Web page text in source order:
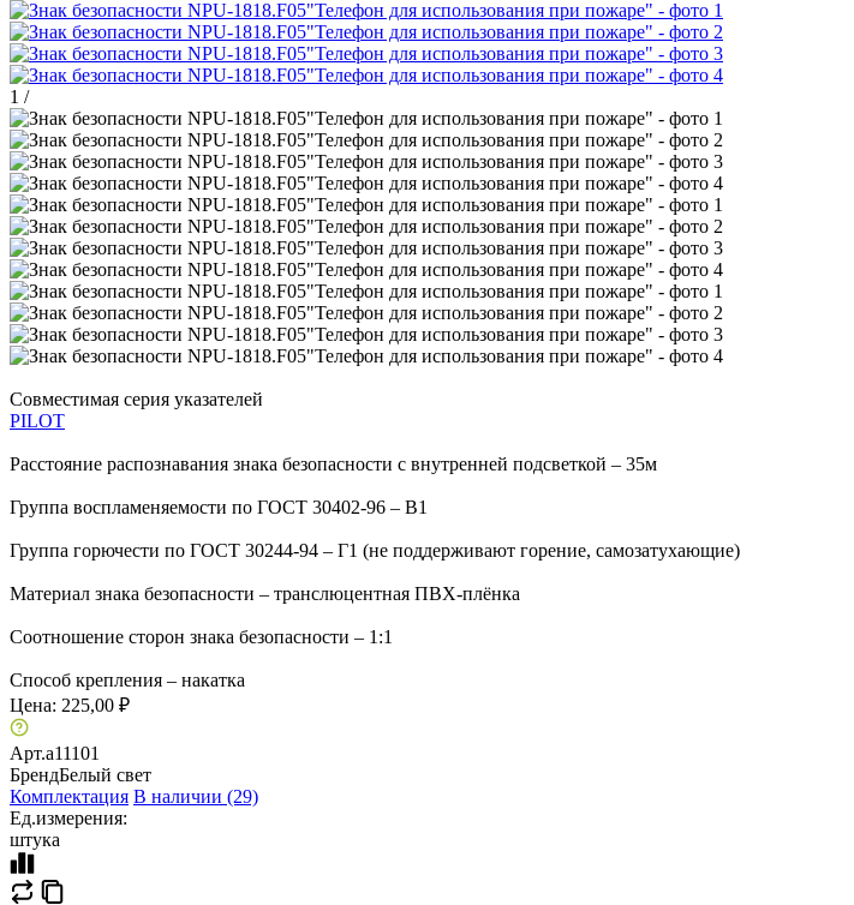
1 /
Совместимая серия указателей
PILOT
Расстояние распознавания знака безопасности с внутренней подсветкой – 35м
Группа воспламеняемости по ГОСТ 30402-96 – В1
Группа горючести по ГОСТ 30244-94 – Г1 (не поддерживают горение, самозатухающие)
Материал знака безопасности – транслюцентная ПВХ-плёнка
Соотношение сторон знака безопасности – 1:1
Способ крепления – накатка
Цена: 225,00 ₽
Арт.a11101
БрендБелый свет
Комплектация В наличии (29)
Ед.измерения:
штука